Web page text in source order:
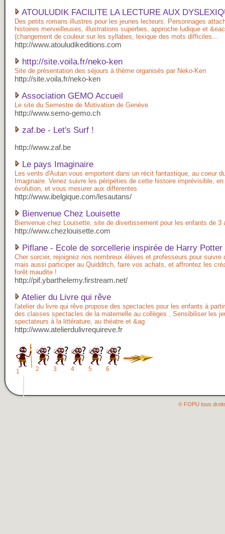
ATOULUDIK FACILITE LA LECTURE AUX
Des petits romans illustres pour les jeunes lecteurs. Personnages
histoires merveilleuses, illustrations superbes, approche ludique et
(changement de couleur sur les syllabes, lexique des mots difficiles...
http://www.atouludikeditions.com
http://site.voila.fr/neko-ken
Site de présentation des séjours à thème organisés par Neko-Ken
http://site.voila.fr/neko-ken
Association GEMO Accueil
Le site du Semestre de Motivation de Genève
http://www.semo-gemo.ch
zaf.be - Let's Surf !
http://www.zaf.be
Le pays Imaginaire
Les vents d'Autan vous emportent dans un récit fantastique, au coeur
Imaginaire. Venez suivre les péripéties de cette histoire imprévisible, en
évolution, et vous mesurer aux différentes
http://www.ibelgique.com/lesautans/
Bienvenue Chez Louisette
Bienvenue chez Louisette, site de divertissement pour les enfants de 3
http://www.chezlouisette.com
Piflane - Ecole de sorcellerie inspirée de Harry Potter
Cher sorcier, rejoignez nos nombreux élèves et professeurs pour suivre
mais aussi participer au Quidditch, faire vos achats, et affrontez les
forêt maudite !
http://pif.ybarthelemy.firstream.net/
Atelier du Livre qui rêve
l'atelier du livre qui rêve propose des spectacles pour les enfants à
des classes spectacles de la maternelle au collèges . Sensibiliser les
spectateurs à la littérature, au théatre et &ag
http://www.atelierdulivrequireve.fr
1 2 3 4 5 6
© FOPU tous